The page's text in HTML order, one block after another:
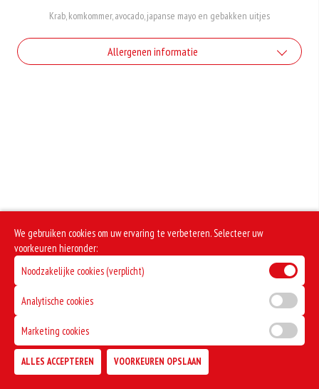
Krab, komkommer, avocado, japanse mayo en gebakken uitjes
Allergenen informatie
We gebruiken cookies om uw ervaring te verbeteren. Selecteer uw
voorkeuren hieronder:
Noodzakelijke cookies (verplicht)
Analytische cookies
Marketing cookies
ALLES ACCEPTEREN VOORKEUREN OPSLAAN